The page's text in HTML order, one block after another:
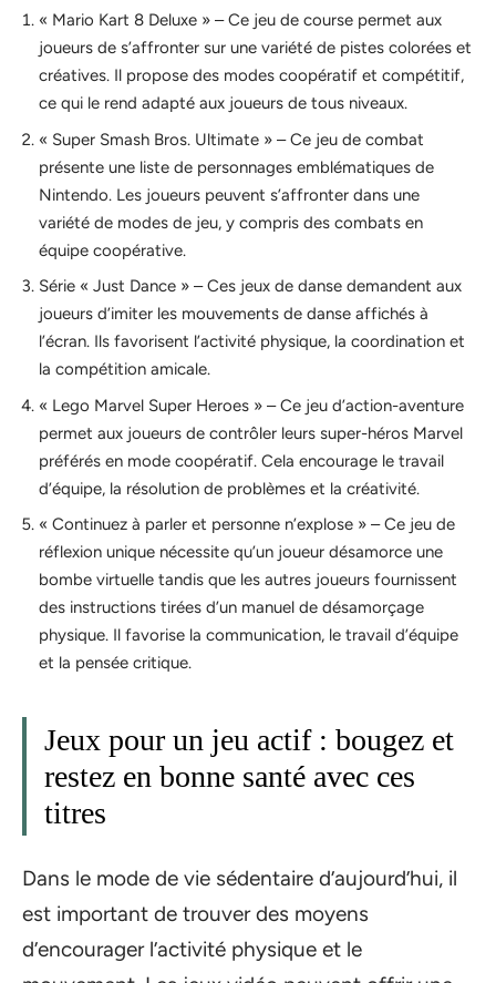
« Mario Kart 8 Deluxe » – Ce jeu de course permet aux
joueurs de s’affronter sur une variété de pistes colorées et
créatives. Il propose des modes coopératif et compétitif,
ce qui le rend adapté aux joueurs de tous niveaux.
« Super Smash Bros. Ultimate » – Ce jeu de combat
présente une liste de personnages emblématiques de
Nintendo. Les joueurs peuvent s’affronter dans une
variété de modes de jeu, y compris des combats en
équipe coopérative.
Série « Just Dance » – Ces jeux de danse demandent aux
joueurs d’imiter les mouvements de danse affichés à
l’écran. Ils favorisent l’activité physique, la coordination et
la compétition amicale.
« Lego Marvel Super Heroes » – Ce jeu d’action-aventure
permet aux joueurs de contrôler leurs super-héros Marvel
préférés en mode coopératif. Cela encourage le travail
d’équipe, la résolution de problèmes et la créativité.
« Continuez à parler et personne n’explose » – Ce jeu de
réflexion unique nécessite qu’un joueur désamorce une
bombe virtuelle tandis que les autres joueurs fournissent
des instructions tirées d’un manuel de désamorçage
physique. Il favorise la communication, le travail d’équipe
et la pensée critique.
Jeux pour un jeu actif : bougez et
restez en bonne santé avec ces
titres
Dans le mode de vie sédentaire d’aujourd’hui, il
est important de trouver des moyens
d’encourager l’activité physique et le